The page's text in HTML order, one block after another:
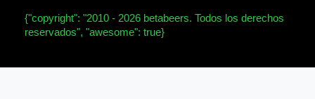
{"copyright": "2010 - 2026 betabeers. Todos los derechos
reservados", "awesome": true}